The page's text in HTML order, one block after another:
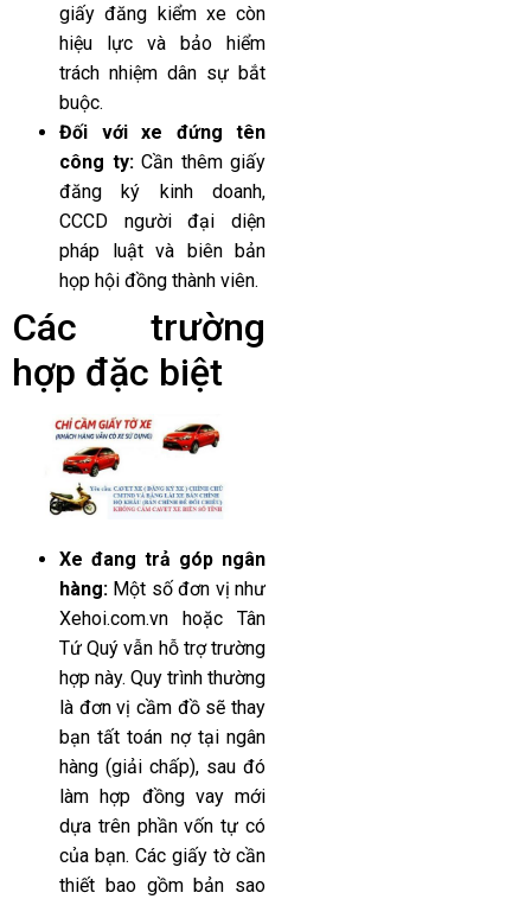
giấy đăng kiểm xe còn
hiệu lực và bảo hiểm
trách nhiệm dân sự bắt
buộc.
Đối với xe đứng tên
công ty:Cần thêm giấy
đăng ký kinh doanh,
CCCD người đại diện
pháp luật và biên bản
họp hội đồng thành viên.
Các trường
hợp đặc biệt
Xe đang trả góp ngân
hàng: Một số đơn vị như
Xehoi.com.vn hoặc Tân
Tứ Quý vẫn hỗ trợ trường
hợp này. Quy trình thường
là đơn vị cầm đồ sẽ thay
bạn tất toán nợ tại ngân
hàng (giải chấp), sau đó
làm hợp đồng vay mới
dựa trên phần vốn tự có
của bạn. Các giấy tờ cần
thiết bao gồm bản sao